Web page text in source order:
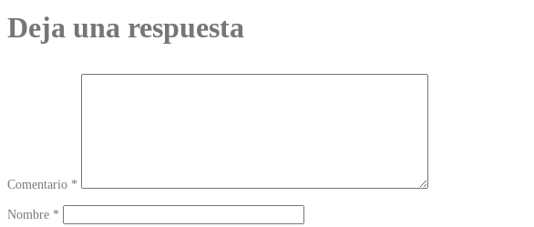
Deja una respuesta
Comentario *
Nombre *